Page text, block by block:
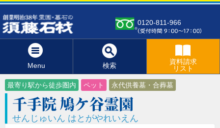
0120-811-966
Menu 検索
資料請求
リスト
最寄り駅から徒歩圏内 ペット 永代供養墓・合葬墓
千手院 鳩ケ谷霊園
せんじゅいん はとがやれいえん